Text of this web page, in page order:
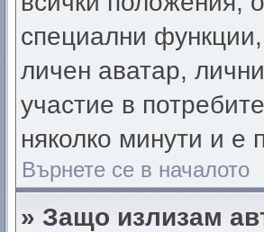
специални
личен аватар,
участие в
няколко минути и е
Върнете се в началото
» Защо излизам